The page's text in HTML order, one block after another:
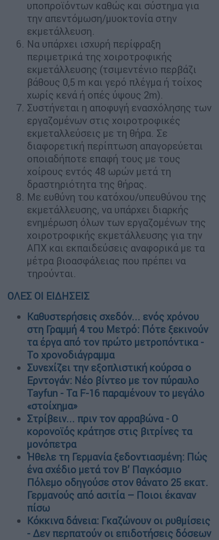
υποπροϊόντων καθώς και σύστημα για
την απεντόμωση/μυοκτονία στην
εκμετάλλευση.
Να υπάρχει ισχυρή περίφραξη
περιμετρικά της χοιροτροφικής
εκμετάλλευσης (τσιμεντένιο περβάζι
βάθους 0,5 m και γερό πλέγμα ή τοίχος
χωρίς κενά ή οπές ύψους 2m).
Συστήνεται η αποφυγή ενασχόλησης των
εργαζομένων στις χοιροτροφικές
εκμεταλλεύσεις με τη θήρα. Σε
διαφορετική περίπτωση απαγορεύεται
οποιαδήποτε επαφή τους με τους
χοίρους εντός 48 ωρών μετά τη
δραστηριότητα της θήρας.
Με ευθύνη του κατόχου/υπευθύνου της
εκμετάλλευσης, να υπάρχει διαρκής
ενημέρωση όλων των εργαζομένων της
χοιροτροφικής εκμετάλλευσης για την
ΑΠΧ και εκπαιδεύσεις αναφορικά με τα
μέτρα βιοασφάλειας που πρέπει να
τηρούνται.
ΟΛΕΣ ΟΙ ΕΙΔΗΣΕΙΣ
Καθυστερήσεις σχεδόν... ενός χρόνου
στη Γραμμή 4 του Μετρό: Πότε ξεκινούν
τα έργα από τον πρώτο μετροπόντικα -
Το χρονοδιάγραμμα
Συνεχίζει την εξοπλιστική κούρσα ο
Ερντογάν: Νέο βίντεο με τον πύραυλο
Tayfun - Τα F-16 παραμένουν το μεγάλο
«στοίχημα»
Στρίβειν... πριν τον αρραβώνα - Ο
κορονοϊός κράτησε στις βιτρίνες τα
μονόπετρα
Ήθελε τη Γερμανία ξεδοντιασμένη: Πώς
ένα σχέδιο μετά τον Β’ Παγκόσμιο
Πόλεμο οδηγούσε στον θάνατο 25 εκατ.
Γερμανούς από ασιτία – Ποιοι έκαναν
πίσω
Κόκκινα δάνεια: Γκαζώνουν οι ρυθμίσεις
- Δεν περπατούν οι επιδοτήσεις δόσεων